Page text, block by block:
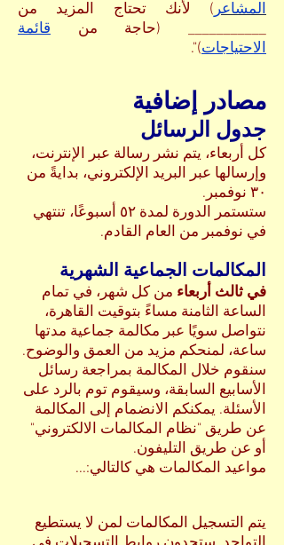
المشاعر ) لأنك تحتاج المزيد من
___________ (حاجة من قائمة
الاحتياجات)".
مصادر إضافية
جدول الرسائل
كل أربعاء، يتم نشر رسالة عبر الإنترنت،
وإرسالها عبر البريد الإلكتروني، بدايةً من
٣٠ نوفمبر.
ستستمر الدورة لمدة ٥٢ أسبوعًا، تنتهي
في نوفمبر من العام القادم.
المكالمات الجماعية الشهرية
في ثالث أربعاء من كل شهر، في تمام
الساعة الثامنة مساءً بتوقيت القاهرة،
نتواصل سويًا عبر مكالمة جماعية مدتها
ساعة، لمنحكم مزيد من العمق والوضوح.
سنقوم خلال المكالمة بمراجعة رسائل
الأسابيع السابقة، وسيقوم توم بالرد على
الأسئلة. يمكنكم الانضمام إلى المكالمة
عن طريق "نظام المكالمات الالكتروني"
أو عن طريق التليفون.
مواعيد المكالمات هي كالتالي:...
يتم التسجيل المكالمات لمن لا يستطيع